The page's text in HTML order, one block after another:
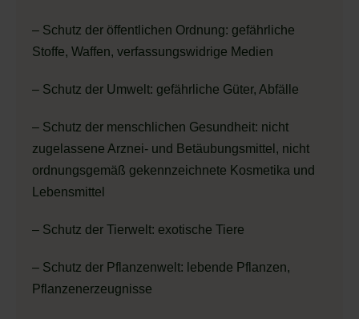
– Schutz der öffentlichen Ordnung: gefährliche
Stoffe, Waffen, verfassungswidrige Medien
– Schutz der Umwelt: gefährliche Güter, Abfälle
– Schutz der menschlichen Gesundheit: nicht
zugelassene Arznei- und Betäubungsmittel, nicht
ordnungsgemäß gekennzeichnete Kosmetika und
Lebensmittel
– Schutz der Tierwelt: exotische Tiere
– Schutz der Pflanzenwelt: lebende Pflanzen,
Pflanzenerzeugnisse